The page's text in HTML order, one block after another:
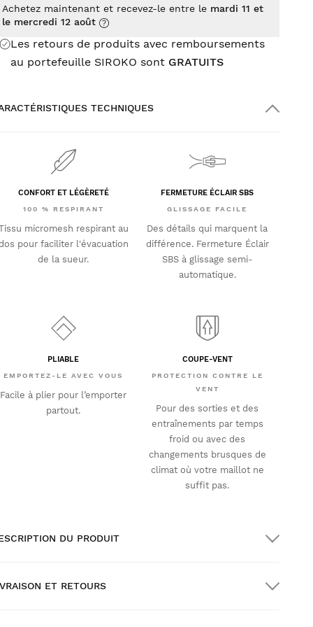
Les retours de produits avec remboursements
au portefeuille SIROKO sont GRATUITS
Achetez maintenant et recevez-le entre le mardi 11 et
le mercredi 12 août
TECHNIQUES
CONFORT ET LÉGÈRETÉ
100 % RESPIRANT
micromesh respirant au
pour faciliter l'évacuation
de la sueur.
FERMETURE ÉCLAIR SBS
GLISSAGE FACILE
Des détails qui marquent la
différence. Fermeture Éclair
SBS à glissage semi-
automatique.
PLIABLE
EMPORTEZ-LE AVEC VOUS
Facile à plier pour l’emporter
partout.
COUPE-VENT
PROTECTION CONTRE LE
VENT
Pour des sorties et des
entraînements par temps
froid ou avec des
changements brusques de
climat où votre maillot ne
suffit pas.
DU PRODUIT
ET RETOURS